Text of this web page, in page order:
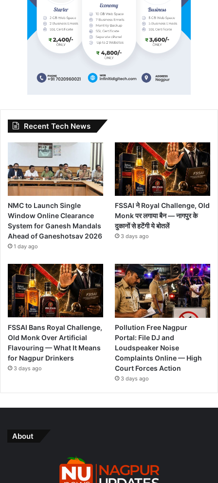
Recent Tech News
NMC to Launch Single
Window Online Clearance
System for Ganesh Mandals
Ahead of Ganeshotsav 2026
1 day ago
FSSAI ने Royal Challenge, Old
Monk पर लगाया बैन — नागपुर के
दुकानों से हटेंगी ये बोतलें
3 days ago
FSSAI Bans Royal Challenge,
Old Monk Over Artificial
Flavouring — What It Means
for Nagpur Drinkers
3 days ago
Pollution Free Nagpur
Portal: File DJ and
Loudspeaker Noise
Complaints Online — High
Court Forces Action
3 days ago
About